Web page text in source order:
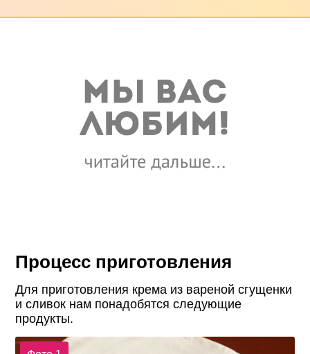
Процесс приготовления
Для приготовления крема из вареной сгущенки
и сливок нам понадобятся следующие
продукты.